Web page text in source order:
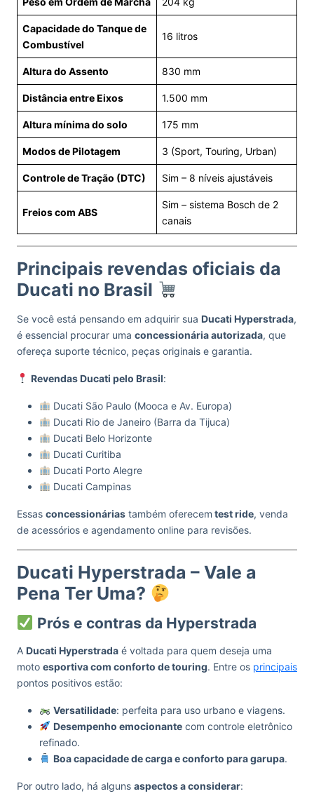
Capacidade do Tanque de
Combustível
16 litros
Altura do Assento 830 mm
Distância entre Eixos 1.500 mm
Altura mínima do solo 175 mm
Modos de Pilotagem 3 (Sport, Touring, Urban)
Controle de Tração (DTC) Sim – 8 níveis ajustáveis
Freios com ABS
Sim – sistema Bosch de 2
canais
Principais revendas oficiais da
Ducati no Brasil
Se você está pensando em adquirir sua Ducati Hyperstrada,
é essencial procurar uma concessionária autorizada, que
ofereça suporte técnico, peças originais e garantia.
Revendas Ducati pelo Brasil:
Ducati São Paulo (Mooca e Av. Europa)
Ducati Rio de Janeiro (Barra da Tijuca)
Ducati Belo Horizonte
Ducati Curitiba
Ducati Porto Alegre
Ducati Campinas
Essas concessionárias também oferecem test ride, venda
de acessórios e agendamento online para revisões.
Ducati Hyperstrada – Vale a
Pena Ter Uma?
Prós e contras da Hyperstrada
A Ducati Hyperstrada é voltada para quem deseja uma
moto esportiva com conforto de touring. Entre os principais
pontos positivos estão:
Versatilidade: perfeita para uso urbano e viagens.
Desempenho emocionantecom controle eletrônico
refinado.
Boa capacidade de carga e conforto para garupa.
Por outro lado, há alguns aspectos a considerar: